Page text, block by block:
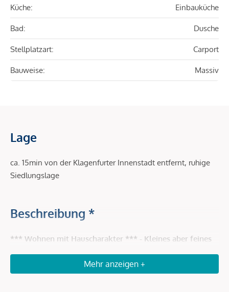
Küche: Einbauküche
Bad: Dusche
Stellplatzart: Carport
Bauweise: Massiv
Lage
ca. 15min von der Klagenfurter Innenstadt entfernt, ruhige
Siedlungslage
Beschreibung *
*** Wohnen mit Hauscharakter *** - Kleines aber feines
Mehr anzeigen +